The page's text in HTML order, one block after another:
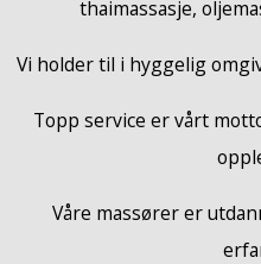
thaimassasje,
Vi holder til i hyggelig
Topp service er vårt
Våre massører er